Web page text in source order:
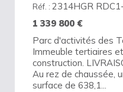
Réf. : 2314HGR
1 339 800 €
Parc d'activités des
Immeuble tertiaires
construction.
Au rez de chaussée,
surface de 638,1...